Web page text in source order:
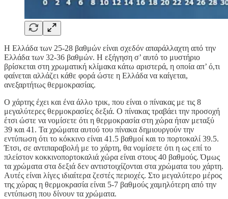
Η Ελλάδα των 25-28 βαθμών είναι σχεδόν απαράλλαχτη από την
Ελλάδα των 32-36 βαθμών. Η εξήγηση σ’ αυτό το μυστήριο
βρίσκεται στη χρωματική κλίμακα κάτω αριστερά, η οποία απ’ ό,τι
φαίνεται αλλάζει κάθε φορά ώστε η Ελλάδα να καίγεται,
ανεξαρτήτως θερμοκρασίας.
Ο χάρτης έχει και ένα άλλο τρικ, που είναι ο πίνακας με τις 8
μεγαλύτερες θερμοκρασίες δεξιά. Ο πίνακας τραβάει την προσοχή
έτσι ώστε να νομίσετε ότι η θερμοκρασία στη χώρα ήταν μεταξύ
39 και 41. Τα χρώματα αυτού του πίνακα δημιουργούν την
εντύπωση ότι το κόκκινο είναι 41.5 βαθμοί και το πορτοκαλί 39.5.
Έτσι, σε αντιπαραβολή με το χάρτη, θα νομίσετε ότι η ως επί το
πλείστον κοκκινοπορτοκαλιά χώρα είναι στους 40 βαθμούς. Όμως
τα χρώματα στα δεξιά δεν αντιστοιχίζονται στα χρώματα του χάρτη.
Αυτές είναι λίγες ιδιαίτερα ζεστές περιοχές. Στο μεγαλύτερο μέρος
της χώρας η θερμοκρασία είναι 5-7 βαθμούς χαμηλότερη από την
εντύπωση που δίνουν τα χρώματα.